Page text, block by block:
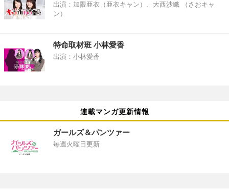
出演：加隈亜衣（亜衣キャン）、大西沙織 （さおキャ
ン）
特命取材班 小林愛香
出演：小林愛香
連載マンガ更新情報
ガールズ＆パンツァー
毎週火曜日更新